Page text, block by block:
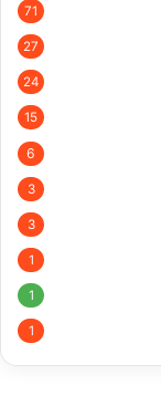
71
27
24
15
6
3
3
1
1
1